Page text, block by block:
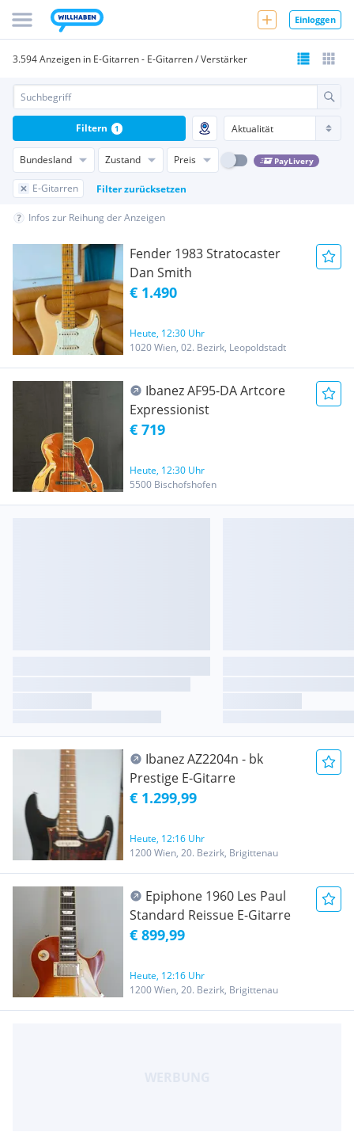
Einloggen
3.594 Anzeigen in E-Gitarren - E-Gitarren / Verstärker
Bundesland Zustand Preis PayLivery
E-Gitarren Filter zurücksetzen
Filtern 1
Infos zur Reihung der Anzeigen
Fender 1983 Stratocaster
Dan Smith
€ 1.490
Heute, 12:30 Uhr
1020 Wien, 02. Bezirk, Leopoldstadt
Ibanez AF95-DA Artcore
Expressionist
€ 719
Heute, 12:30 Uhr
5500 Bischofshofen
Ibanez AZ2204n - bk
Prestige E-Gitarre
€ 1.299,99
Heute, 12:16 Uhr
1200 Wien, 20. Bezirk, Brigittenau
Epiphone 1960 Les Paul
Standard Reissue E-Gitarre
€ 899,99
Heute, 12:16 Uhr
1200 Wien, 20. Bezirk, Brigittenau